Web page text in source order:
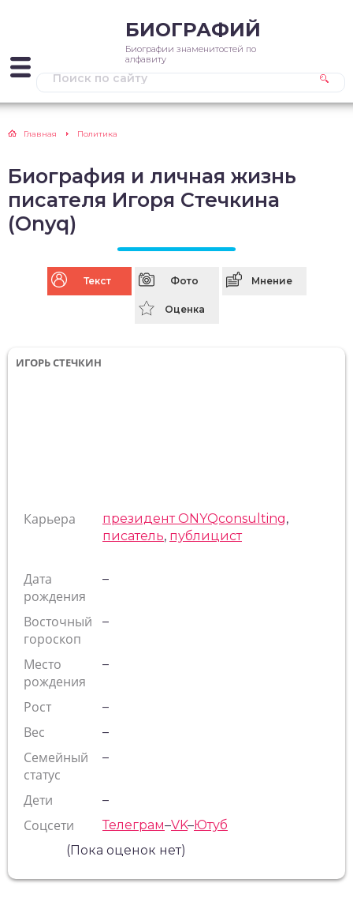
БИОГРАФИЙ
Биографии знаменитостей по
алфавиту
Главная Политика
Биография и личная жизнь
писателя Игоря Стечкина
(Onyq)
Текст Фото Мнение
Оценка
ИГОРЬ СТЕЧКИН
Карьера президент ONYQconsulting,
писатель, публицист
Дата
рождения
–
Восточный
гороскоп
–
Место
рождения
–
Рост –
Вес –
Семейный
статус
–
Дети –
Соцсети Телеграм–VK–Ютуб
(Пока оценок нет)